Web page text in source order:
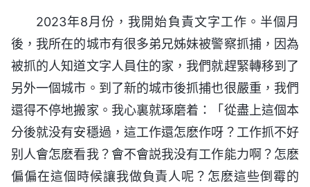
2023年8月份，我開始負責文字工作。半個月
後，我所在的城市有很多弟兄姊妹被警察抓捕，因為
被抓的人知道文字人員住的家，我們就趕緊轉移到了
另外一個城市。到了新的城市後抓捕也很嚴重，我們
還得不停地搬家。我心裏就琢磨着：「從盡上這個本
分後就没有安穩過，這工作還怎麽作呀？工作抓不好
别人會怎麽看我？會不會説我没有工作能力啊？怎麽
偏偏在這個時候讓我做負責人呢？怎麽這些倒霉的